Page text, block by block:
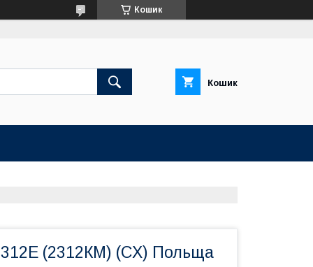
Кошик
Кошик
(2312КМ) (CX) Польща